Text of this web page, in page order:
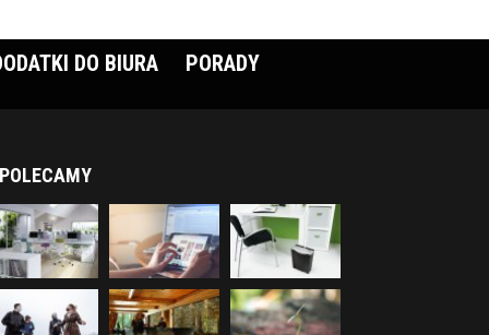
DO BIURA
PORADY
POLECAMY